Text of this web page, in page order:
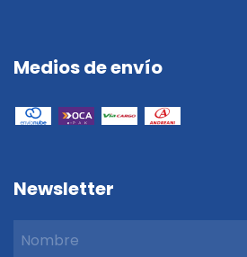
Medios de envío
Newsletter